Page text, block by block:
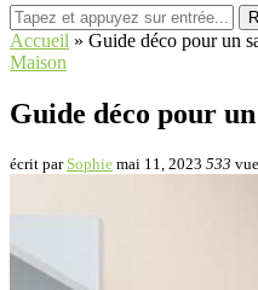
Accueil » Guide déco pour un
Maison
Guide déco pour
écrit par Sophie mai 11, 2023 533